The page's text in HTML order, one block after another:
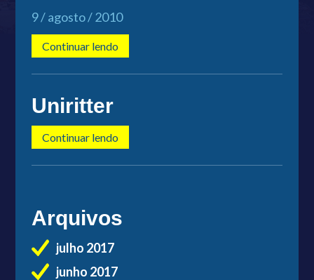
9 / agosto / 2010
Continuar lendo
Uniritter
Continuar lendo
Arquivos
julho 2017
junho 2017